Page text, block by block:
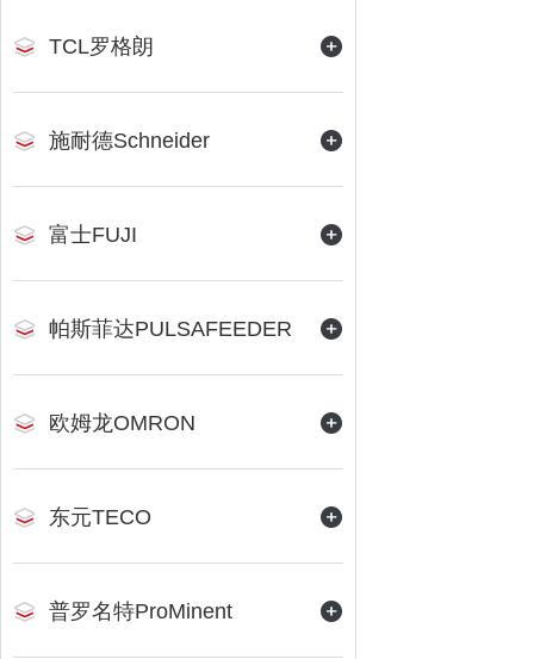
TCL罗格朗
施耐德Schneider
富士FUJI
帕斯菲达PULSAFEEDER
欧姆龙OMRON
东元TECO
普罗名特ProMinent